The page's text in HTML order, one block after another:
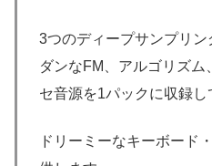
3つのディープサンプリ
ダンなFM、アルゴリズ
セ音源を1パックに収録し
ドリーミーなキーボード